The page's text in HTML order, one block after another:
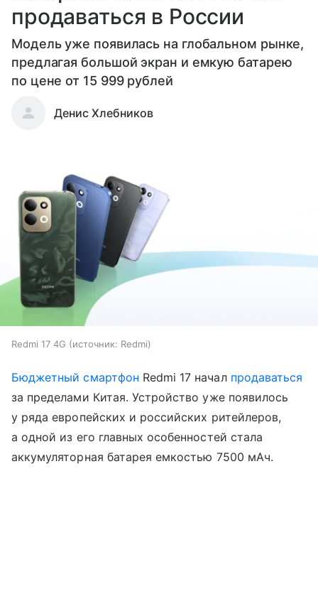
продаваться в России
Модель уже появилась на глобальном рынке,
предлагая большой экран и емкую батарею
по цене от 15 999 рублей
Денис Хлебников
Redmi 17 4G источник: Redmi
Бюджетный смартфон Redmi 17 начал продаваться
за пределами Китая. Устройство уже появилось
у ряда европейских и российских ритейлеров,
а одной из его главных особенностей стала
аккумуляторная батарея емкостью 7500 мАч.